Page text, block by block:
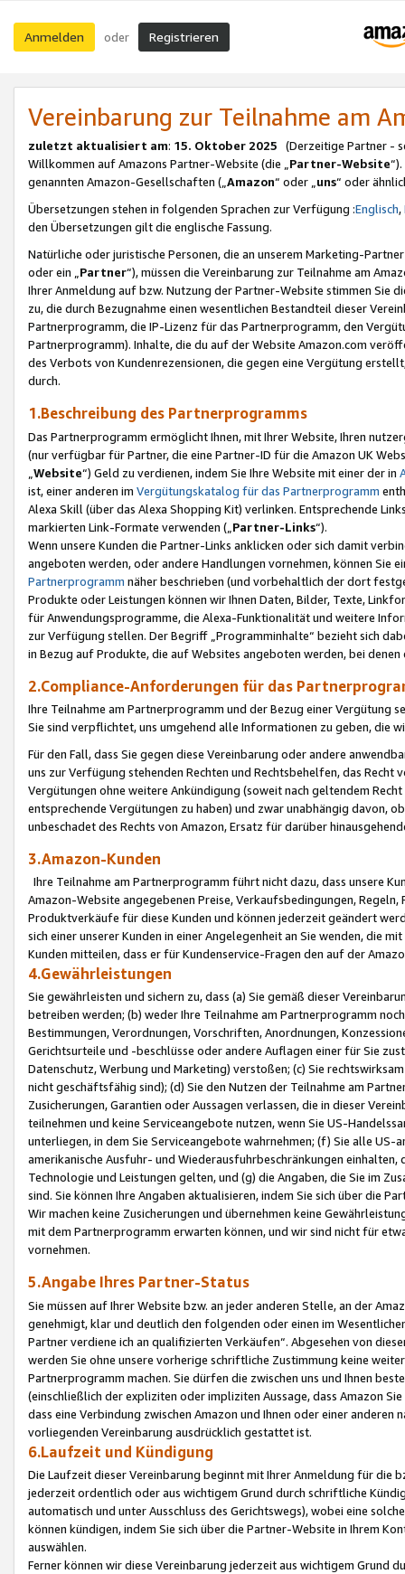
Anmelden oder Registrieren
Vereinbarung zur Teilnahme am
zuletzt aktualisiert am: 15. Oktober 2025 (Derzeitige Partner -
Willkommen auf Amazons Partner-Website (die „Partner-Website
genannten Amazon-Gesellschaften („Amazon“ oder „uns“ oder
Übersetzungen stehen in folgenden Sprachen zur Verfügung :Englisch,
den Übersetzungen gilt die englische Fassung.
Natürliche oder juristische Personen, die an unserem Marketing-
oder ein „Partner“), müssen die Vereinbarung zur Teilnahme am
Ihrer Anmeldung auf bzw. Nutzung der Partner-Website stimmen Sie
zu, die durch Bezugnahme einen wesentlichen Bestandteil dieser
Partnerprogramm, die IP-Lizenz für das Partnerprogramm, den
Partnerprogramm). Inhalte, die du auf der Website Amazon.com
des Verbots von Kundenrezensionen, die gegen eine Vergütung
durch.
1.Beschreibung des Partnerprogramms
Das Partnerprogramm ermöglicht Ihnen, mit Ihrer Website, Ihren
(nur verfügbar für Partner, die eine Partner-ID für die Amazon UK
Website“) Geld zu verdienen, indem Sie Ihre Website mit einer der in
ist, einer anderen im Vergütungskatalog für das Partnerprogramm
Alexa Skill (über das Alexa Shopping Kit) verlinken. Entsprechende
markierten Link-Formate verwenden („ Partner-Links“).
Wenn unsere Kunden die Partner-Links anklicken oder sich damit
angeboten werden, oder andere Handlungen vornehmen, können Sie
Partnerprogramm näher beschrieben (und vorbehaltlich der dort
Produkte oder Leistungen können wir Ihnen Daten, Bilder, Texte,
für Anwendungsprogramme, die Alexa-Funktionalität und weitere
zur Verfügung stellen. Der Begriff „Programminhalte“ bezieht sich
in Bezug auf Produkte, die auf Websites angeboten werden, bei
2.Compliance-Anforderungen für das
Ihre Teilnahme am Partnerprogramm und der Bezug einer Vergütung
Sie sind verpflichtet, uns umgehend alle Informationen zu geben, die
Für den Fall, dass Sie gegen diese Vereinbarung oder andere
uns zur Verfügung stehenden Rechten und Rechtsbehelfen, das
Vergütungen ohne weitere Ankündigung (soweit nach geltendem
entsprechende Vergütungen zu haben) und zwar unabhängig davon,
unbeschadet des Rechts von Amazon, Ersatz für darüber
3.Amazon-Kunden
Ihre Teilnahme am Partnerprogramm führt nicht dazu, dass unsere
Amazon-Website angegebenen Preise, Verkaufsbedingungen,
Produktverkäufe für diese Kunden und können jederzeit geändert
sich einer unserer Kunden in einer Angelegenheit an Sie wenden, die
Kunden mitteilen, dass er für Kundenservice-Fragen den auf der
4.Gewährleistungen
Sie gewährleisten und sichern zu, dass (a) Sie gemäß dieser
betreiben werden; (b) weder Ihre Teilnahme am Partnerprogramm
Bestimmungen, Verordnungen, Vorschriften, Anordnungen,
Gerichtsurteile und -beschlüsse oder andere Auflagen einer für Sie
Datenschutz, Werbung und Marketing) verstoßen; (c) Sie
nicht geschäftsfähig sind); (d) Sie den Nutzen der Teilnahme am
Zusicherungen, Garantien oder Aussagen verlassen, die in dieser
teilnehmen und keine Serviceangebote nutzen, wenn Sie US-
unterliegen, in dem Sie Serviceangebote wahrnehmen; (f) Sie alle
amerikanische Ausfuhr- und Wiederausfuhrbeschränkungen
Technologie und Leistungen gelten, und (g) die Angaben, die Sie im
sind. Sie können Ihre Angaben aktualisieren, indem Sie sich über die
Wir machen keine Zusicherungen und übernehmen keine
mit dem Partnerprogramm erwarten können, und wir sind nicht für
vornehmen.
5.Angabe Ihres Partner-Status
Sie müssen auf Ihrer Website bzw. an jeder anderen Stelle, an der
genehmigt, klar und deutlich den folgenden oder einen im
Partner verdiene ich an qualifizierten Verkäufen“. Abgesehen von
werden Sie ohne unsere vorherige schriftliche Zustimmung keine
Partnerprogramm machen. Sie dürfen die zwischen uns und Ihnen
(einschließlich der expliziten oder impliziten Aussage, dass Amazon
dass eine Verbindung zwischen Amazon und Ihnen oder einer
vorliegenden Vereinbarung ausdrücklich gestattet ist.
6.Laufzeit und Kündigung
Die Laufzeit dieser Vereinbarung beginnt mit Ihrer Anmeldung für die
jederzeit ordentlich oder aus wichtigem Grund durch schriftliche
automatisch und unter Ausschluss des Gerichtswegs), wobei eine
können kündigen, indem Sie sich über die Partner-Website in Ihrem
auswählen.
Ferner können wir diese Vereinbarung jederzeit aus wichtigem Grund